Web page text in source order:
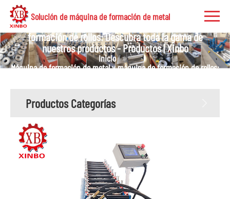
Solución de máquina de formación de metal
Máquina de formación de metal y máquina de
formación de rollos: Descubra toda la gama de
nuestros productos - Productos | Xinbo
Inicio
Máquina de formación de metal y máquina de formación de rollos:
Productos Categorías